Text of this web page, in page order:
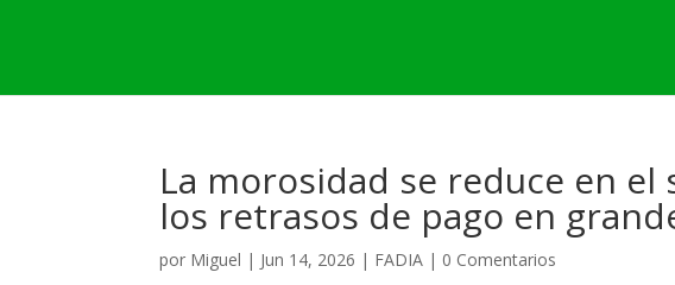
La morosidad se reduce en
los retrasos de pago en
por Miguel | Jun 14, 2026 | FADIA | 0 Comentarios